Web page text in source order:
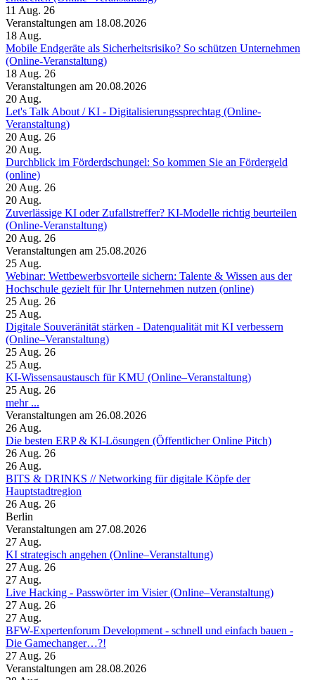
11 Aug. 26
Veranstaltungen am 18.08.2026
18 Aug.
Mobile Endgeräte als Sicherheitsrisiko? So schützen Unternehmen
(Online-Veranstaltung)
18 Aug. 26
Veranstaltungen am 20.08.2026
20 Aug.
Let's Talk About / KI - Digitalisierungssprechtag (Online-
Veranstaltung)
20 Aug. 26
20 Aug.
Durchblick im Förderdschungel: So kommen Sie an Fördergeld
(online)
20 Aug. 26
20 Aug.
Zuverlässige KI oder Zufallstreffer? KI-Modelle richtig beurteilen
(Online-Veranstaltung)
20 Aug. 26
Veranstaltungen am 25.08.2026
25 Aug.
Webinar: Wettbewerbsvorteile sichern: Talente & Wissen aus der
Hochschule gezielt für Ihr Unternehmen nutzen (online)
25 Aug. 26
25 Aug.
Digitale Souveränität stärken - Datenqualität mit KI verbessern
(Online–Veranstaltung)
25 Aug. 26
25 Aug.
KI-Wissensaustausch für KMU (Online–Veranstaltung)
25 Aug. 26
mehr ...
Veranstaltungen am 26.08.2026
26 Aug.
Die besten ERP & KI-Lösungen (Öffentlicher Online Pitch)
26 Aug. 26
26 Aug.
BITS & DRINKS // Networking für digitale Köpfe der
Hauptstadtregion
26 Aug. 26
Berlin
Veranstaltungen am 27.08.2026
27 Aug.
KI strategisch angehen (Online–Veranstaltung)
27 Aug. 26
27 Aug.
Live Hacking - Passwörter im Visier (Online–Veranstaltung)
27 Aug. 26
27 Aug.
BFW-Expertenforum Development - schnell und einfach bauen -
Die Gamechanger…?!
27 Aug. 26
Veranstaltungen am 28.08.2026